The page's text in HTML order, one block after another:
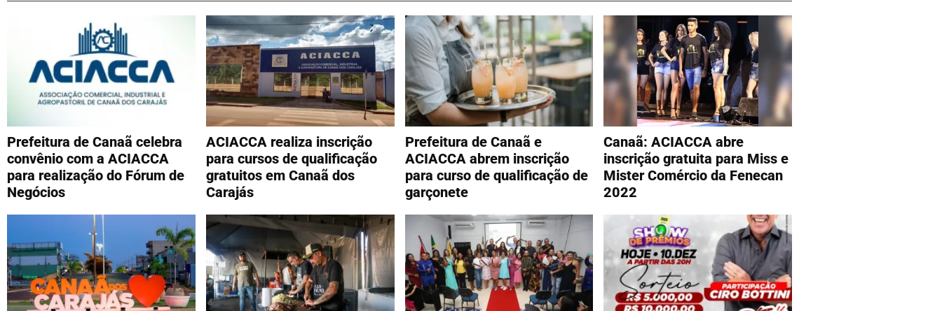
Prefeitura de Canaã celebra
convênio com a ACIACCA
para realização do Fórum de
Negócios
ACIACCA realiza inscrição
para cursos de qualificação
gratuitos em Canaã dos
Carajás
Prefeitura de Canaã e
ACIACCA abrem inscrição
para curso de qualificação de
garçonete
Canaã: ACIACCA abre
inscrição gratuita para Miss e
Mister Comércio da Fenecan
2022